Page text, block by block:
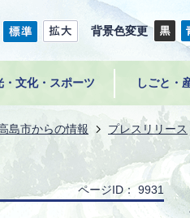
背景色変更
・文化・スポーツ しごと・
島市からの情報 プレスリリース
ページID： 9931